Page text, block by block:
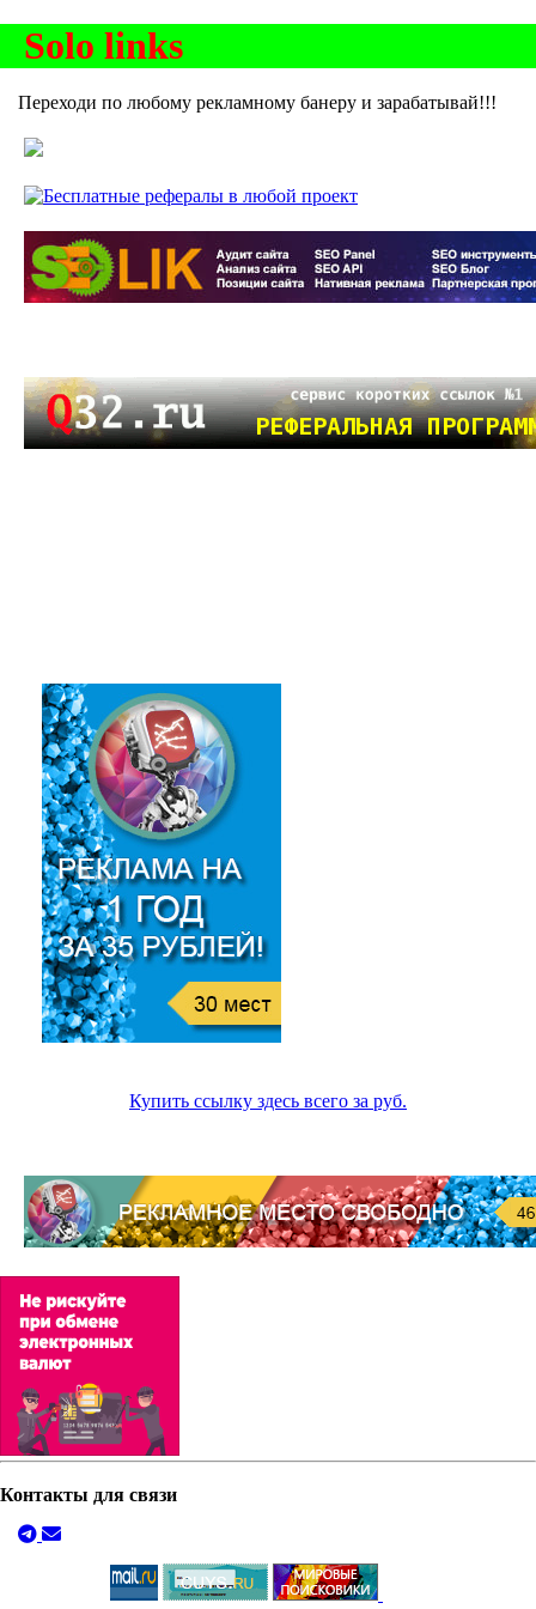
Solo links
Переходи по любому рекламному банеру и зарабатывай!!!
Купить ссылку здесь всего за руб.
Контакты для связи